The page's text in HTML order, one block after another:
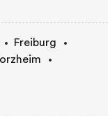
Freiburg